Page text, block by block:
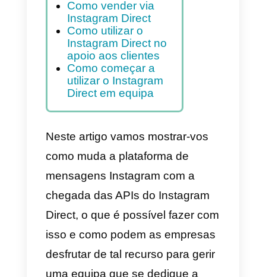
O que muda com a
chegada das APIs do
Instagram Direct
Porquê utilizar o
Instagram Direct em
equipa
Como vender via
Instagram Direct
Como utilizar o
Instagram Direct no
apoio aos clientes
Como começar a
utilizar o Instagram
Direct em equipa
Neste artigo vamos mostrar-vos